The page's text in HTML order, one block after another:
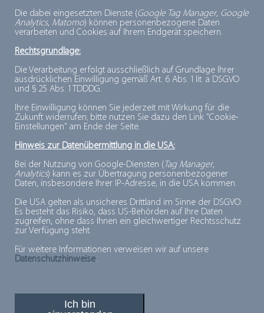
Die dabei eingesetzten Dienste (Google Tag Manager, Google
Analytics, Matomo) können personenbezogene Daten
verarbeiten und Cookies auf Ihrem Endgerät speichern.
Rechtsgrundlage:
Die Verarbeitung erfolgt ausschließlich auf Grundlage Ihrer
ausdrücklichen Einwilligung gemäß Art. 6 Abs. 1 lit. a DSGVO
und § 25 Abs. 1 TDDDG.
Ihre Einwilligung können Sie jederzeit mit Wirkung für die
Zukunft widerrufen; bitte nutzen Sie dazu den Link "Cookie-
Einstellungen" am Ende der Seite.
Hinweis zur Datenübermittlung in die USA:
Bei der Nutzung von Google-Diensten (Tag Manager,
Analytics) kann es zur Übertragung personenbezogener
Daten, insbesondere Ihrer IP-Adresse, in die USA kommen.
Die USA gelten als unsicheres Drittland im Sinne der DSGVO:
Es besteht das Risiko, dass US-Behörden auf Ihre Daten
zugreifen, ohne dass Ihnen ein gleichwertiger Rechtsschutz
zur Verfügung steht.
Für weitere Informationen verweisen wir auf unsere
Datenschutzhinweise.
Ich bin
zu methodischen Fragestellungen bei Erstellung von
guten Gesundheitsinformationen unterstützen.
Mit dem Portal möchte das BMG laut eigenen
Angaben seriöse Gesundheitsinformationen bieten, die
transparent und fachlich geprüft sind. Dafür kooperiert
das Ministerium mit dem Institut fürQualität und
Wirtschaftlichkeit im Gesundheitswesen (IQWiG), dem
Deutschen Krebsforschungszentrum (DKFZ) und dem
Robert-Koch-Institut (RKI). Die Inhalte basieren auf
aktuellen Forschungsarbeiten und Meta-Studien.
Das Portal kann unterwww.gesund.bund.debesucht
werden.
Quelle:BMG